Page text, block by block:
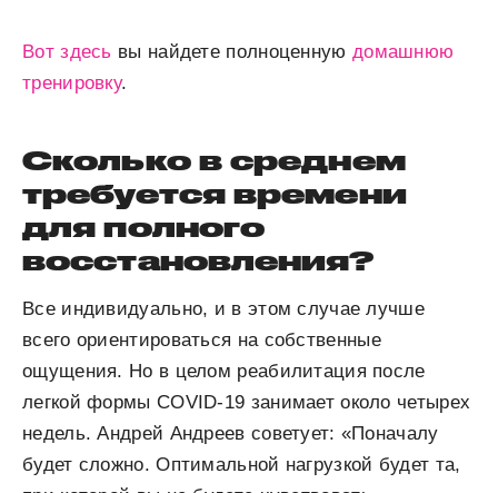
Вот здесь вы найдете полноценную домашнюю
тренировку.
Сколько в среднем
требуется времени
для полного
восстановления?
Все индивидуально, и в этом случае лучше
всего ориентироваться на собственные
ощущения. Но в целом реабилитация после
легкой формы COVID-19 занимает около четырех
недель. Андрей Андреев советует: «Поначалу
будет сложно. Оптимальной нагрузкой будет та,